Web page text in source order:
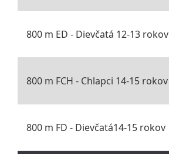
800 m ED - Dievčatá 12-13 rokov
800 m FCH - Chlapci 14-15 rokov
800 m FD - Dievčatá14-15 rokov